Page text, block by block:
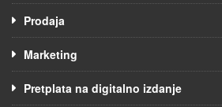
Prodaja
Marketing
Pretplata na digitalno izdanje